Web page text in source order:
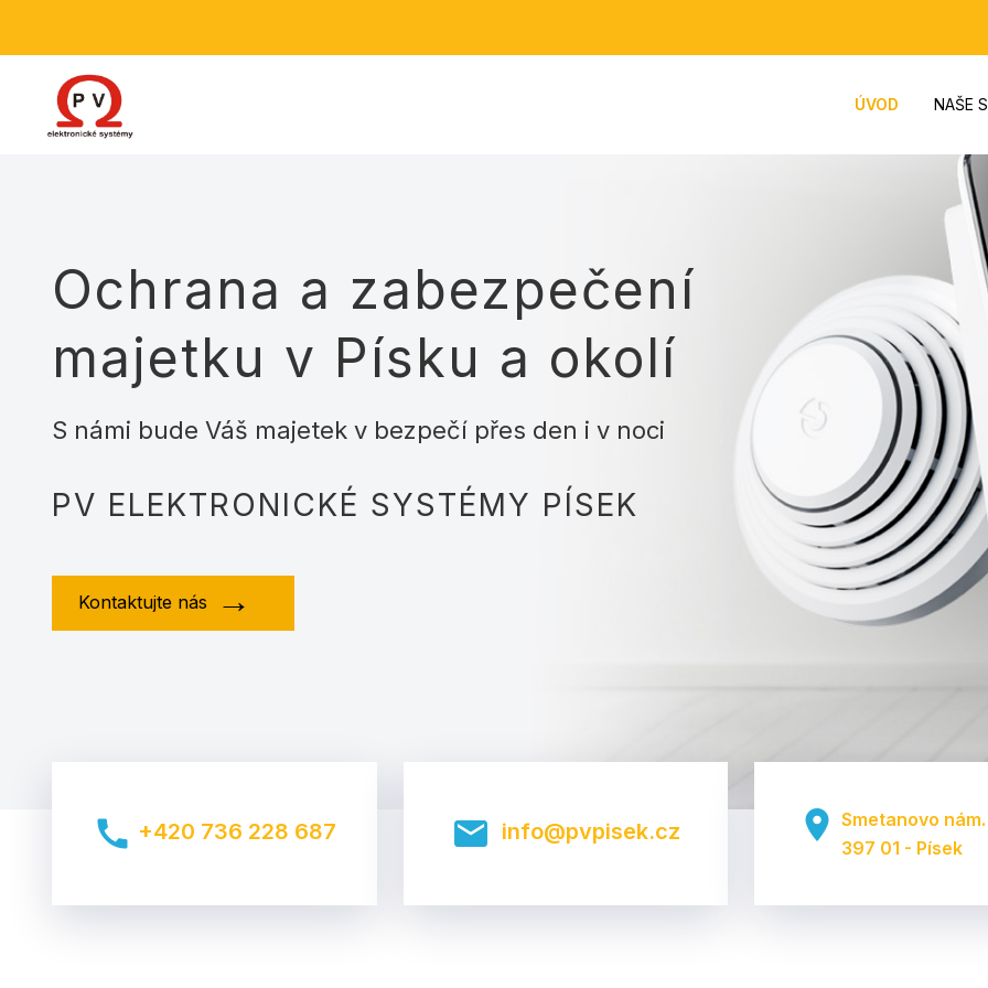
ÚVOD NAŠE
Ochrana a zabezpečení
majetku v Písku a okolí
S námi bude Váš majetek v bezpečí přes den i v noci
PV ELEKTRONICKÉ SYSTÉMY PÍSEK
Kontaktujte nás
call +420 736 228 687 mail info@pvpisek.cz place Smetanovo
397 01 - Písek